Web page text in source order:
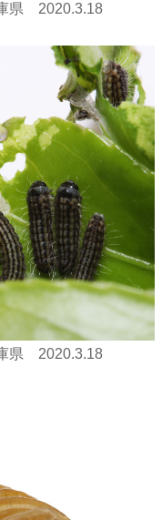
県 2020.3.18
県 2020.3.18